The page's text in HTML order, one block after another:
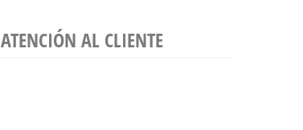
ATENCIÓN AL CLIENTE